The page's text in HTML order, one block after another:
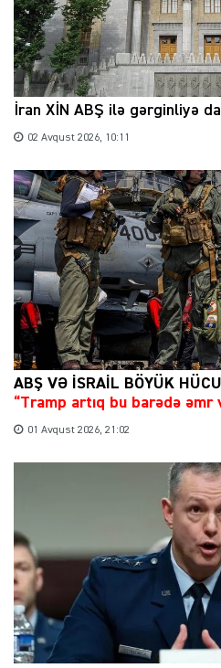
İran XİN ABŞ ilə gərginliyə
02 Avqust 2026, 10:11
ABŞ VƏ İSRAİL BÖYÜK
“Tramp artıq bu barədə əmr
01 Avqust 2026, 21:02